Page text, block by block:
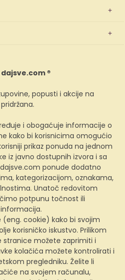
®
popusti i akcije na
i obogaćuje informacije o
kako bi korisnicima omogućio
prikaz ponuda na jednom
iz javno dostupnih izvora i sa
ponude dodatno
kategorizacijom, oznakama,
Unatoč redovitom
potpunu točnost ili
cookie) kako bi svojim
korisničko iskustvo. Prilikom
stranice možete zaprimiti i
kolačića možete kontrolirati i
pregledniku. Želite li
na svojem računalu,